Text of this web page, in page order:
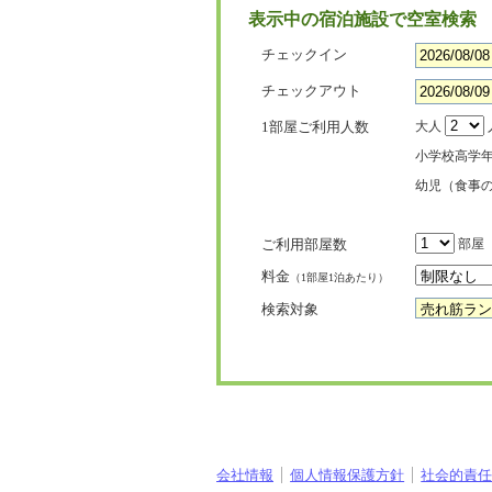
表示中の宿泊施設で空室検索
チェックイン
チェックアウト
1部屋ご利用人数 大人
小学校高学
幼児（食事
ご利用部屋数 部屋
料金 （1部屋1泊あたり）
検索対象
会社情報 個人情報保護方針 社会的責